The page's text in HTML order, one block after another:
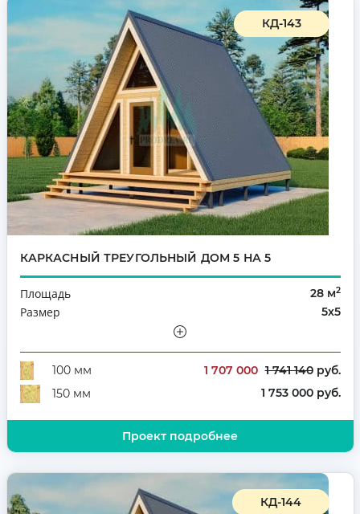
КД-143
КАРКАСНЫЙ ТРЕУГОЛЬНЫЙ ДОМ 5 НА 5
Площадь 28 м2
Размер 5х5
Количество комнат
2
100 мм
1 707 000 1 741 140руб.
150 мм
1 753 000 руб.
Проект подробнее
КД-144